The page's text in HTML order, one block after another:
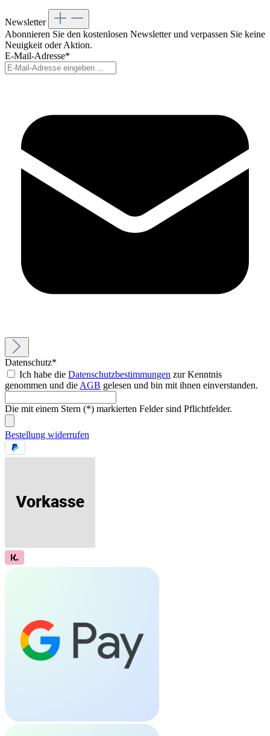
Newsletter
Abonnieren Sie den kostenlosen Newsletter und verpassen Sie keine
Neuigkeit oder Aktion.
E-Mail-Adresse*
Datenschutz*
Ich habe die Datenschutzbestimmungen zur Kenntnis
genommen und die AGB gelesen und bin mit ihnen einverstanden.
Die mit einem Stern (*) markierten Felder sind Pflichtfelder.
Bestellung widerrufen